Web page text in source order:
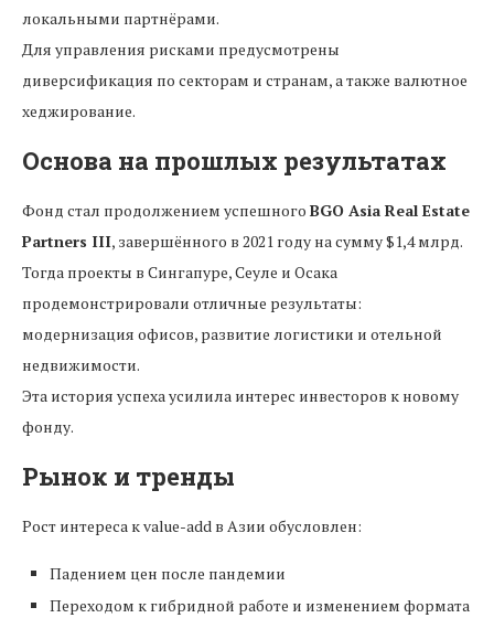
локальными партнёрами.
Для управления рисками предусмотрены
диверсификация по секторам и странам, а также валютное
хеджирование.
Основа на прошлых результатах
Фонд стал продолжением успешного BGO Asia Real Estate
Partners III, завершённого в 2021 году на сумму $1,4 млрд.
Тогда проекты в Сингапуре, Сеуле и Осака
продемонстрировали отличные результаты:
модернизация офисов, развитие логистики и отельной
недвижимости.
Эта история успеха усилила интерес инвесторов к новому
фонду.
Рынок и тренды
Рост интереса к value-add в Азии обусловлен:
Падением цен после пандемии
Переходом к гибридной работе и изменением формата